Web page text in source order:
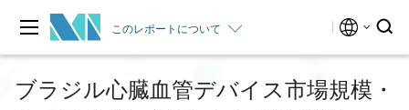
このレポートについて
ブラジル心臓血管デバイス市場規模・